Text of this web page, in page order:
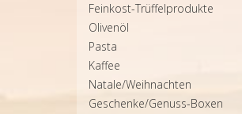
Feinkost-Trüffelprodukte
Olivenöl
Pasta
Kaffee
Natale/Weihnachten
Geschenke/Genuss-Boxen